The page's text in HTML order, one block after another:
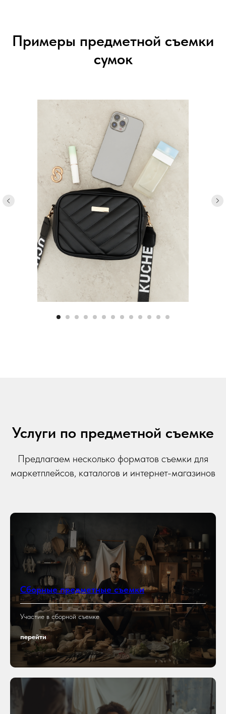
Примеры предметной съемки
сумок
Услуги по предметной съемке
Предлагаем несколько форматов съемки для
маркетплейсов, каталогов и интернет-магазинов
Сборные предметные съемки
Участие в сборной съемке
перейти